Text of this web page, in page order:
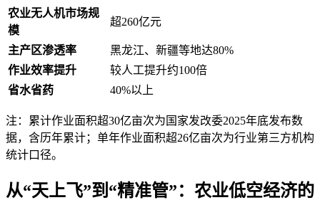
农业无人机市场规
模
超260亿元
主产区渗透率
黑龙江、新疆等地达80%
作业效率提升
较人工提升约100倍
省水省药
40%以上
注：累计作业面积超30亿亩次为国家发改委2025年底发布数
据，含历年累计；单年作业面积超26亿亩次为行业第三方机构
统计口径。
从“天上飞”到“精准管”：农业低空经济的